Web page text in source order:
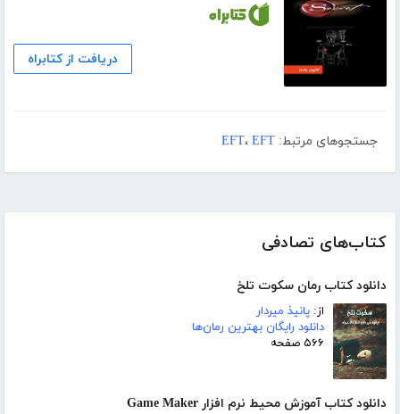
کتاب‌های تصادفی
دانلود کتاب رمان سکوت تلخ
از: پانیذ میردار
دانلود رایگان بهترین رمان‌ها
۵۶۶ صفحه
دانلود کتاب آموزش محیط نرم افزار Game Maker
دریافت از کتابراه
جستجوهای مرتبط: EFT، EFT